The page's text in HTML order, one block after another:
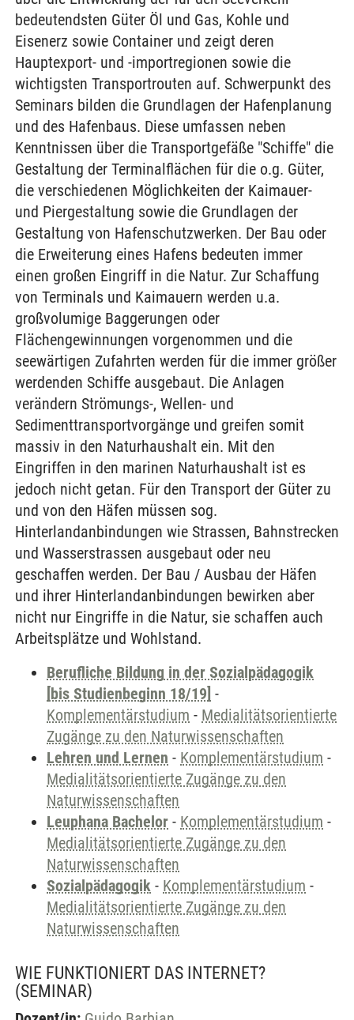
bedeutendsten Güter Öl und Gas, Kohle und
Eisenerz sowie Container und zeigt deren
Hauptexport- und -importregionen sowie die
wichtigsten Transportrouten auf. Schwerpunkt des
Seminars bilden die Grundlagen der Hafenplanung
und des Hafenbaus. Diese umfassen neben
Kenntnissen über die Transportgefäße "Schiffe" die
Gestaltung der Terminalflächen für die o.g. Güter,
die verschiedenen Möglichkeiten der Kaimauer-
und Piergestaltung sowie die Grundlagen der
Gestaltung von Hafenschutzwerken. Der Bau oder
die Erweiterung eines Hafens bedeuten immer
einen großen Eingriff in die Natur. Zur Schaffung
von Terminals und Kaimauern werden u.a.
großvolumige Baggerungen oder
Flächengewinnungen vorgenommen und die
seewärtigen Zufahrten werden für die immer größer
werdenden Schiffe ausgebaut. Die Anlagen
verändern Strömungs-, Wellen- und
Sedimenttransportvorgänge und greifen somit
massiv in den Naturhaushalt ein. Mit den
Eingriffen in den marinen Naturhaushalt ist es
jedoch nicht getan. Für den Transport der Güter zu
und von den Häfen müssen sog.
Hinterlandanbindungen wie Strassen, Bahnstrecken
und Wasserstrassen ausgebaut oder neu
geschaffen werden. Der Bau / Ausbau der Häfen
und ihrer Hinterlandanbindungen bewirken aber
nicht nur Eingriffe in die Natur, sie schaffen auch
Arbeitsplätze und Wohlstand.
Berufliche Bildung in der Sozialpädagogik
[bis Studienbeginn 18/19] -
Komplementärstudium - Medialitätsorientierte
Zugänge zu den Naturwissenschaften
Lehren und Lernen - Komplementärstudium -
Medialitätsorientierte Zugänge zu den
Naturwissenschaften
Leuphana Bachelor - Komplementärstudium -
Medialitätsorientierte Zugänge zu den
Naturwissenschaften
Sozialpädagogik - Komplementärstudium -
Medialitätsorientierte Zugänge zu den
Naturwissenschaften
WIE FUNKTIONIERT DAS INTERNET?
(SEMINAR)